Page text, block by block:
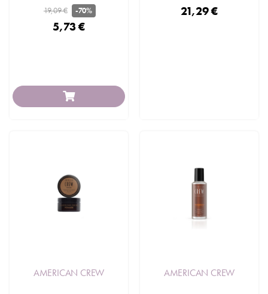
19,09 € -70%
5,73 €
21,29 €
AMERICAN CREW AMERICAN CREW